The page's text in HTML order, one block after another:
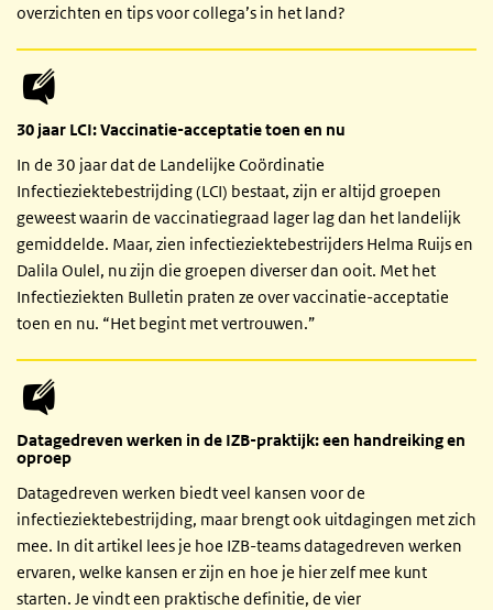
overzichten en tips voor collega’s in het land?
30 jaar LCI: Vaccinatie-acceptatie toen en nu
In de 30 jaar dat de Landelijke Coördinatie
Infectieziektebestrijding (LCI) bestaat, zijn er altijd groepen
geweest waarin de vaccinatiegraad lager lag dan het landelijk
gemiddelde. Maar, zien infectieziektebestrijders Helma Ruijs en
Dalila Oulel, nu zijn die groepen diverser dan ooit. Met het
Infectieziekten Bulletin praten ze over vaccinatie-acceptatie
toen en nu. “Het begint met vertrouwen.”
Datagedreven werken in de IZB-praktijk: een handreiking en
oproep
Datagedreven werken biedt veel kansen voor de
infectieziektebestrijding, maar brengt ook uitdagingen met zich
mee. In dit artikel lees je hoe IZB-teams datagedreven werken
ervaren, welke kansen er zijn en hoe je hier zelf mee kunt
starten. Je vindt een praktische definitie, de vier